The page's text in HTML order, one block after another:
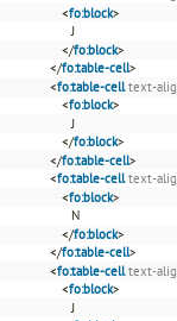
<fo:block>
J
</fo:block>
</fo:table-cell>
<fo:table-cell text-
<fo:block>
J
</fo:block>
</fo:table-cell>
<fo:table-cell text-
<fo:block>
N
</fo:block>
</fo:table-cell>
<fo:table-cell text-
<fo:block>
J